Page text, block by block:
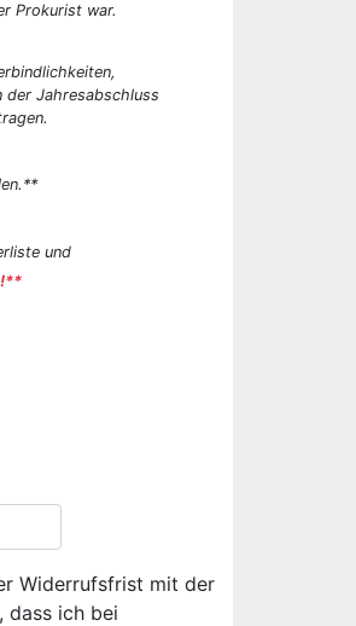
Prokurist war.
der Jahresabschluss
und
Widerrufsfrist mit der
dass ich bei